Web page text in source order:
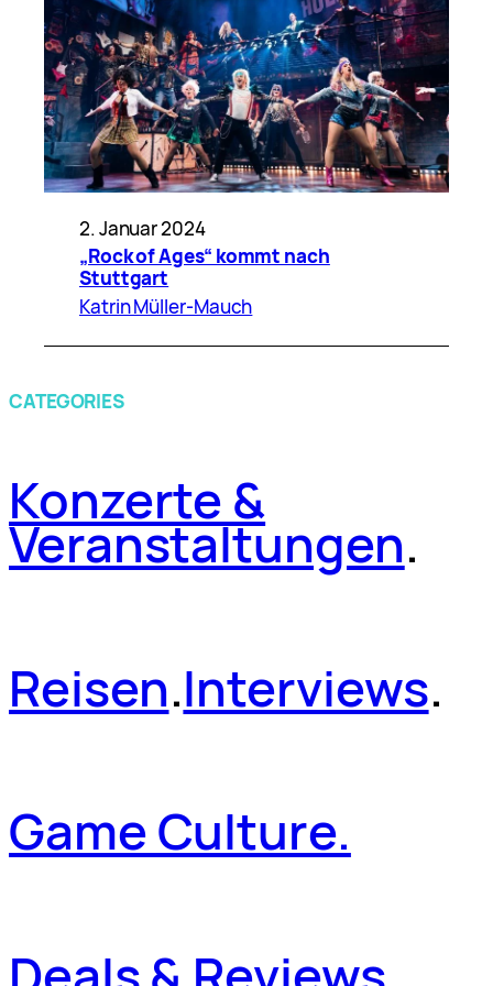
2. Januar 2024
„Rock of Ages“ kommt nach
Stuttgart
Katrin Müller-Mauch
CATEGORIES
Konzerte &
Veranstaltungen.
Reisen.Interviews.
Game Culture.